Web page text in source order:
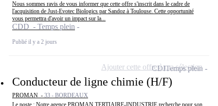
Nous sommes ravis de vous informer que cette offre s'inscrit dans le cadre de
l'acquisition de Just-Evotec Biologics par Sandoz à Toulouse. Cette opportunité
vous permettra d'avoir un impact sur la...
CDD - Temps plein
Publié il y a 2 jours
Conducteur de ligne chimie (H/F)
PROMAN - 33 - BORDEAUX
CDITemps plein
Ajouter cette offre à ma sélection